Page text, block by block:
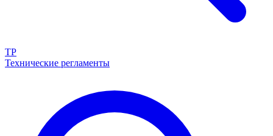
ТР
Технические регламенты